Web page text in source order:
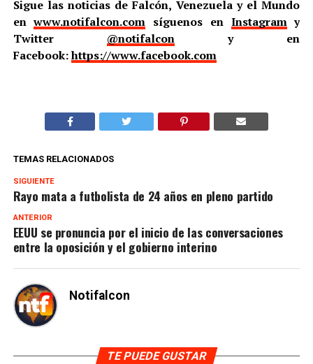
Sigue las noticias de Falcón, Venezuela y el Mundo
enwww.notifalcon.com síguenos en Instagramy
Twitter @notifalcony en
Facebook:https://www.facebook.com
TEMAS RELACIONADOS
SIGUIENTE
Rayo mata a futbolista de 24 años en pleno partido
ANTERIOR
EEUU se pronuncia por el inicio de las conversaciones
entre la oposición y el gobierno interino
Notifalcon
TE PUEDE GUSTAR